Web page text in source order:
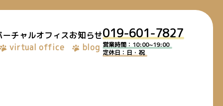
ーチャルオフィス
virtual office
お知らせ
blog
019-601-7827
営業時間：10:00~19:00
定休日：日・祝